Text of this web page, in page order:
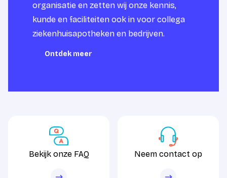
organisatie en zetten wij onze kennis,
kunde en faciliteiten ook in voor collega
ziekenhuisapotheken en bedrijven.
Ontdek meer
Bekijk onze FAQ Neem contact op